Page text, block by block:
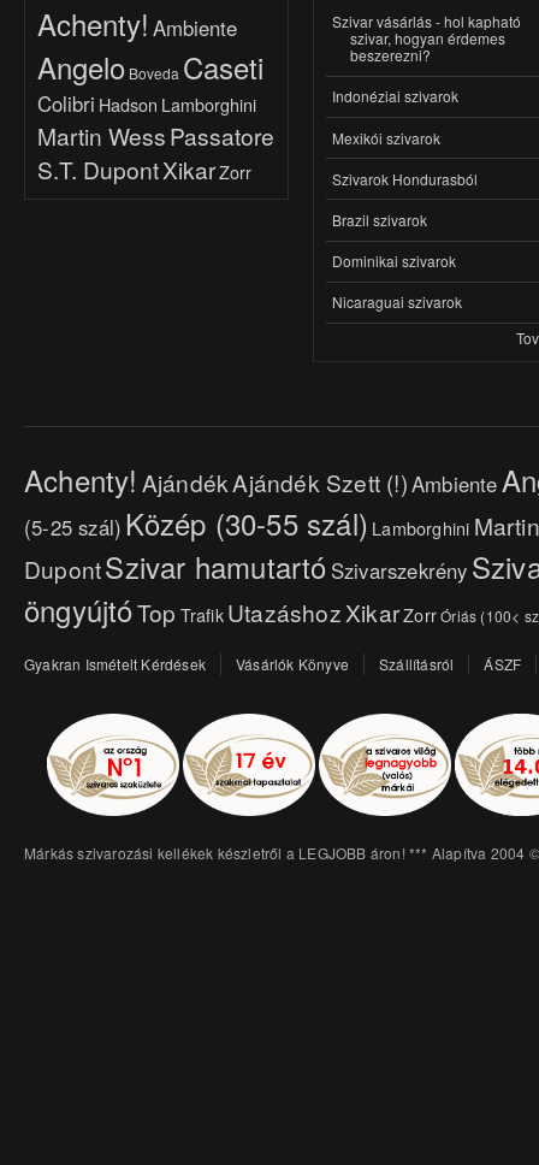
Achenty! Ambiente
Angelo Boveda Caseti
Colibri Hadson Lamborghini
Martin WessPassatore
S.T. DupontXikarZorr
Szivar vásárlás - hol kapható
szivar, hogyan érdemes
beszerezni?
Indonéziai szivarok
Mexikói szivarok
Szivarok Hondurasból
Brazil szivarok
Dominikai szivarok
Nicaraguai szivarok
Achenty! AjándékAjándék Szett (!)Ambiente
(5-25 szál) Közép (30-55 szál) Lamborghini
DupontSzivar hamutartó Szivarszekrény
öngyújtóTop TrafikUtazáshozXikarZorrÓriás (100<
Gyakran Ismételt Kérdések Vásárlók Könyve Szállításról ÁSZF
Márkás szivarozási kellékek készletről a LEGJOBB áron! *** Alapítva 2004